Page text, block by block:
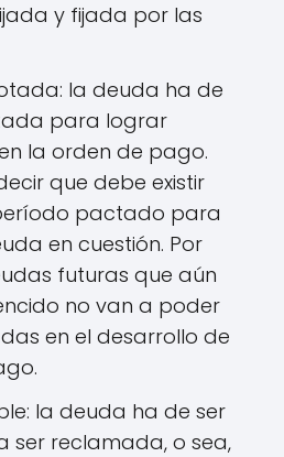
y fijada por las
la deuda ha de
para lograr
la orden de pago.
que debe existir
pactado para
en cuestión. Por
futuras que aún
no van a poder
en el desarrollo de
la deuda ha de ser
ser reclamada, o sea,